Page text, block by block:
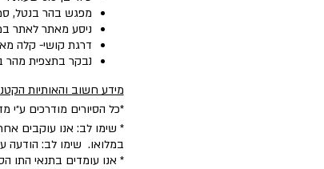
מפגש בהר בנטל,
ניסע מאתר לאתר
דרגת קושי- קלה
נבקר בתצפית מהר בנטל, באנדרטת
מידע חשוב והאותיות
*כל הסיורים מודרכים ע״י
* שימו לב: אנו עוקבים
במלואו. שימו לב: הודעה
* אנו עומדים בתנאי התו